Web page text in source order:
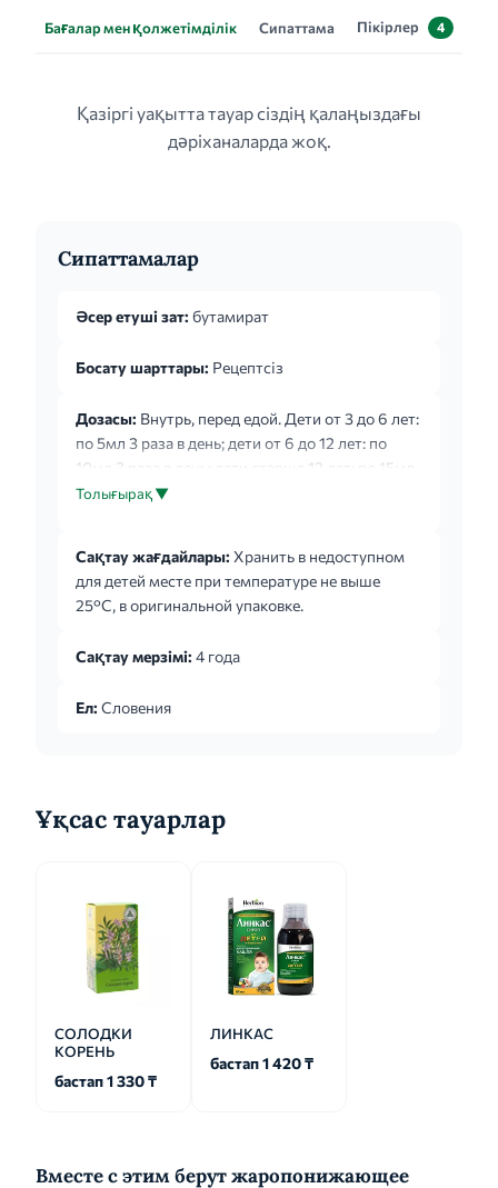
Бағалар мен қолжетімділік Сипаттама Пікірлер 4
Қазіргі уақытта тауар сіздің қалаңыздағы
дәріханаларда жоқ.
Сипаттамалар
Әсер етуші зат: бутамират
Босату шарттары: Рецептсіз
Дозасы: Внутрь, перед едой. Дети от 3 до 6 лет:
по 5мл 3 раза в день; дети от 6 до 12 лет: по
10мл 3 раза в день; дети старше 12 лет: по 15мл
3 раза в день; взрослые: по 15мл 4 раза в день.
более 5-7 дней, то следует обратиться к врачу.
Толығырақ ▼
Сақтау жағдайлары: Хранить в недоступном
для детей месте при температуре не выше
25°C, в оригинальной упаковке.
Сақтау мерзімі: 4 года
Ел: Словения
Ұқсас тауарлар
СОЛОДКИ
КОРЕНЬ
бастап 1 330 ₸
ЛИНКАС
бастап 1 420 ₸
Вместе с этим берут жаропонижающее